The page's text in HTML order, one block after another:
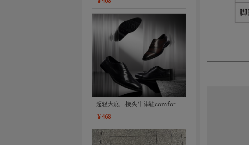
超轻大底三接头牛津鞋comfort-
XL系列
￥468